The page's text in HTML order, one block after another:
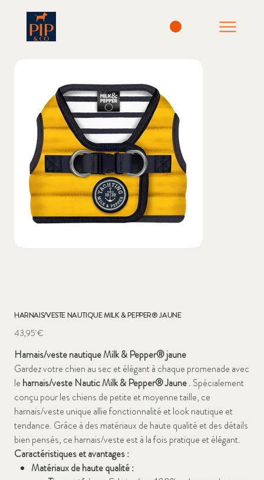
HARNAIS/VESTE NAUTIQUE MILK & PEPPER® JAUNE
Prix
43,95 €
Harnais/veste nautique Milk & Pepper® jaune
Gardez votre chien au sec et élégant à chaque promenade avec
le harnais/veste Nautic Milk & Pepper® Jaune. Spécialement
conçu pour les chiens de petite et moyenne taille, ce
harnais/veste unique allie fonctionnalité et look nautique et
tendance. Grâce à des matériaux de haute qualité et des détails
bien pensés, ce harnais/veste est à la fois pratique et élégant.
Caractéristiques et avantages :
Matériaux de haute qualité :